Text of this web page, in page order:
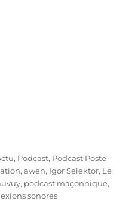
, Podcast, Podcast Poste
,awen, Igor Selektor, Le
, podcast maçonnique,
sonores